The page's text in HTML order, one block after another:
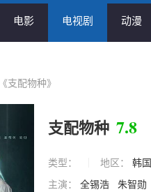
电影 电视剧 动漫
《支配物种》
支配物种 7.8
类型： 地区： 韩国
主演：
全锡浩 朱智勋